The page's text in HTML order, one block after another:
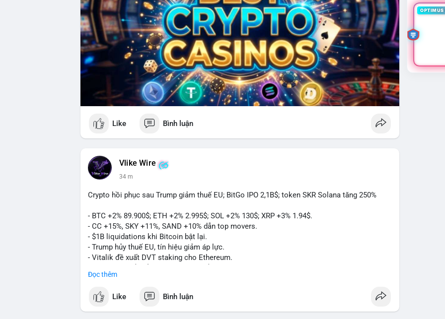
Like Bình luận
Vlike Wire
34 m
Crypto hồi phục sau Trump giảm thuế EU; BitGo IPO 2,1B$; token SKR Solana tăng 250%
- BTC +2% 89.900$; ETH +2% 2.995$; SOL +2% 130$; XRP +3% 1.94$.
- CC +15%, SKY +11%, SAND +10% dẫn top movers.
- $1B liquidations khi Bitcoin bật lại.
- Trump hủy thuế EU, tín hiệu giảm áp lực.
- Vitalik đề xuất DVT staking cho Ethereum.
- Senate Ag Committee tiến hành Clarity Act.
- HK cấp giấy phép stablecoin mới.
- Tòa án Nga công nhận crypto là tài sản.
Đọc thêm
Like Bình luận
OPTIMUS